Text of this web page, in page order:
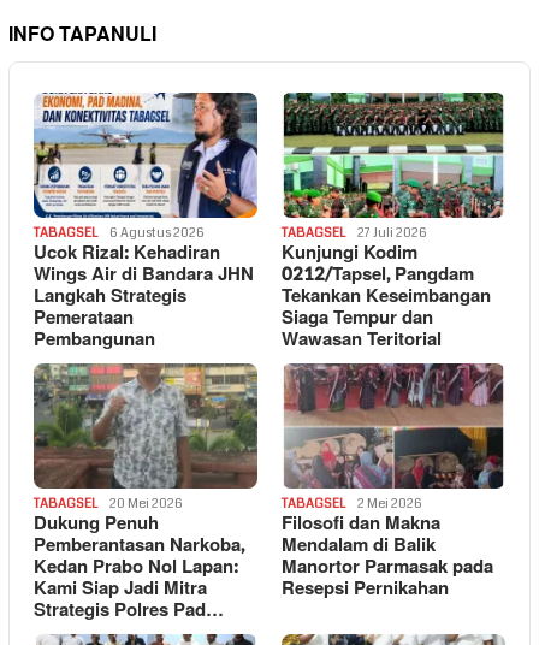
INFO TAPANULI
TABAGSEL 6 Agustus 2026
Ucok Rizal: Kehadiran
Wings Air di Bandara JHN
Langkah Strategis
Pemerataan
Pembangunan
TABAGSEL 27 Juli 2026
Kunjungi Kodim
0212/Tapsel, Pangdam
Tekankan Keseimbangan
Siaga Tempur dan
Wawasan Teritorial
TABAGSEL 20 Mei 2026
Dukung Penuh
Pemberantasan Narkoba,
Kedan Prabo Nol Lapan:
Kami Siap Jadi Mitra
Strategis Polres Pad…
TABAGSEL 2 Mei 2026
Filosofi dan Makna
Mendalam di Balik
Manortor Parmasak pada
Resepsi Pernikahan